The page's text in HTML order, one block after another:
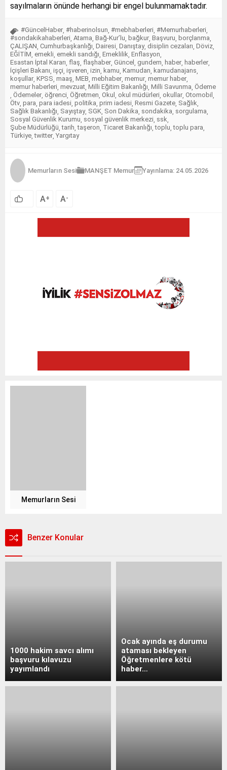
sayılmaların önünde herhangi bir engel bulunmamaktadır.
#GüncelHaber, #haberinolsun, #mebhaberleri, #Memurhaberleri,
#sondakikahaberleri, Atama, Bağ-Kur’lu, bağkur, Başvuru, borçlanma,
ÇALIŞAN, Cumhurbaşkanlığı, Dairesi, Danıştay, disiplin cezaları, Döviz,
EĞİTİM, emekli, emekli sandığı, Emeklilik, Enflasyon,
Esastan İptal Kararı, flaş, flaşhaber, Güncel , gundem, haber, haberler,
İçişleri Bakanı, işçi, işveren, izin, kamu, Kamudan, kamudanajans,
koşullar, KPSS, maaş, MEB, mebhaber, memur, memur haber,
memur haberleri, mevzuat, Milli Eğitim Bakanlığı, Milli Savunma, Ödeme
, Ödemeler, öğrenci, Öğretmen, Okul , okul müdürleri, okullar, Otomobil ,
Ötv, para, para iadesi, politika, prim iadesi, Resmi Gazete, Sağlık,
Sağlık Bakanlığı, Sayıştay, SGK, Son Dakika, sondakika, sorgulama,
Sosyal Güvenlik Kurumu, sosyal güvenlik merkezi, ssk,
Şube Müdürlüğü,tarih,taşeron, Ticaret Bakanlığı,toplu,toplu para,
Türkiye,twitter, Yargıtay
Memurların Sesi MANŞET Memur Yayınlama: 24.05.2026
A+ A-
Memurların Sesi
Benzer Konular
1000 hakim savcı alımı
başvuru kılavuzu
yayımlandı
Ocak ayında eş durumu
ataması bekleyen
Öğretmenlere kötü
haber…